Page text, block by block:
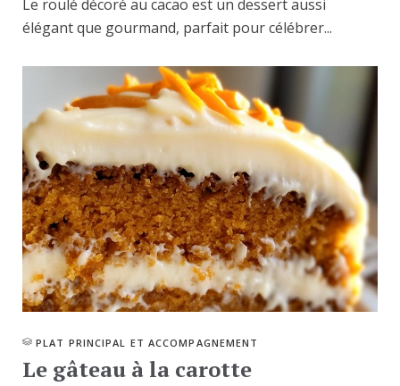
Le roulé décoré au cacao est un dessert aussi
élégant que gourmand, parfait pour célébrer...
PLAT PRINCIPAL ET ACCOMPAGNEMENT
Le gâteau à la carotte